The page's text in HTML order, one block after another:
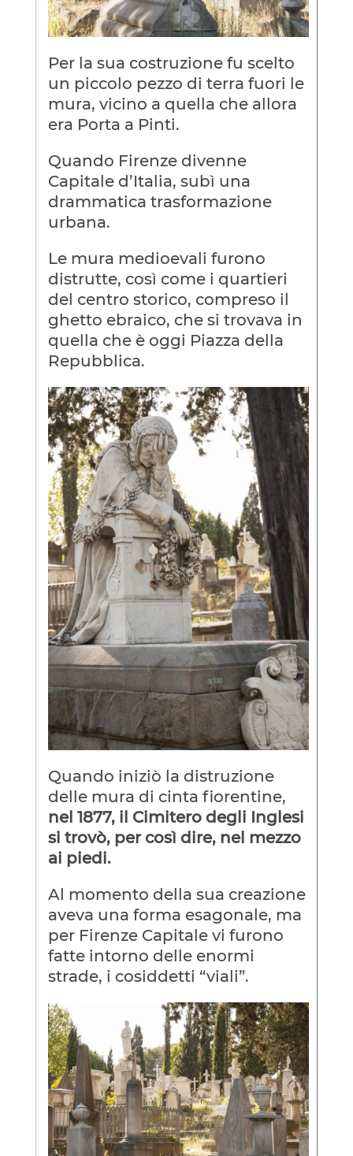
Per la sua costruzione fu scelto
un piccolo pezzo di terra fuori le
mura, vicino a quella che allora
era Porta a Pinti.
Quando Firenze divenne
Capitale d’Italia, subì una
drammatica trasformazione
urbana.
Le mura medioevali furono
distrutte, così come i quartieri
del centro storico, compreso il
ghetto ebraico, che si trovava in
quella che è oggi Piazza della
Repubblica.
Quando iniziò la distruzione
delle mura di cinta fiorentine,
nel 1877, il Cimitero degli Inglesi
si trovò, per così dire, nel mezzo
ai piedi.
Al momento della sua creazione
aveva una forma esagonale, ma
per Firenze Capitale vi furono
fatte intorno delle enormi
strade, i cosiddetti “viali”.